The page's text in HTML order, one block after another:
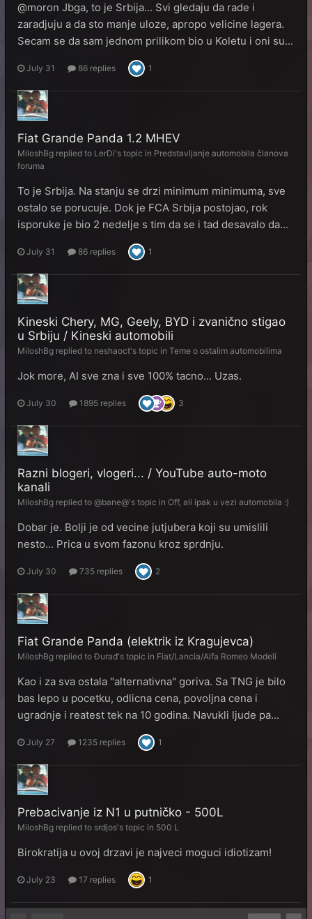
@moron Jbga, to je Srbija... Svi gledaju da rade i
zaradjuju a da sto manje uloze, apropo velicine lagera.
Secam se da sam jednom prilikom bio u Koletu i oni su...
July 31 86 replies 1
Fiat Grande Panda 1.2 MHEV
MiloshBg replied to LerDi's topic in Predstavljanje automobila članova
foruma
To je Srbija. Na stanju se drzi minimum minimuma, sve
ostalo se porucuje. Dok je FCA Srbija postojao, rok
isporuke je bio 2 nedelje s tim da se i tad desavalo da...
July 31 86 replies 1
Kineski Chery, MG, Geely, BYD i zvanično stigao
u Srbiju / Kineski automobili
MiloshBg replied to neshaoct's topic in Teme o ostalim automobilima
Jok more, AI sve zna i sve 100% tacno... Uzas.
July 30 1895 replies 3
Razni blogeri, vlogeri... / YouTube auto-moto
kanali
MiloshBg replied to @bane@'s topic in Off, ali ipak u vezi automobila :)
Dobar je. Bolji je od vecine jutjubera koji su umislili
nesto... Prica u svom fazonu kroz sprdnju.
July 30 735 replies 2
Fiat Grande Panda (elektrik iz Kragujevca)
MiloshBg replied toĐurađ's topic in Fiat/Lancia/Alfa Romeo Modeli
Kao i za sva ostala "alternativna" goriva. Sa TNG je bilo
bas lepo u pocetku, odlicna cena, povoljna cena i
ugradnje i reatest tek na 10 godina. Navukli ljude pa...
July 27 1235 replies 1
Prebacivanje iz N1 u putničko - 500L
MiloshBg replied to srdjos's topic in 500 L
Birokratija u ovoj drzavi je najveci moguci idiotizam!
July 23 17 replies 1